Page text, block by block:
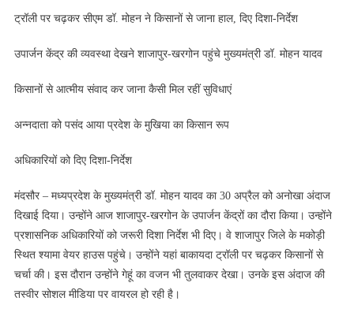
देखने
खरगोन
ट्रॉली पर चढ़कर सीएम डॉ. मोहन ने किसानों से जाना हाल, दिए दिशा-निर्देश
उपार्जन केंद्र की व्यवस्था देखने शाजापुर-खरगोन पहुंचे मुख्यमंत्री डॉ. मोहन यादव
किसानों से आत्मीय संवाद कर जाना कैसी मिल रहीं सुविधाएं
अन्नदाता को पसंद आया प्रदेश के मुखिया का किसान रूप
अधिकारियों को दिए दिशा-निर्देश
मंदसौर – मध्यप्रदेश के मुख्यमंत्री डॉ. मोहन यादव का 30 अप्रैल को अनोखा अंदाज
दिखाई दिया। उन्होंने आज शाजापुर-खरगोन के उपार्जन केंद्रों का दौरा किया। उन्होंने
प्रशासनिक अधिकारियों को जरूरी दिशा निर्देश भी दिए। वे शाजापुर जिले के मकोड़ी
स्थित श्यामा वेयर हाउस पहुंचे। उन्होंने यहां बाकायदा ट्रॉली पर चढ़कर किसानों से
चर्चा की। इस दौरान उन्होंने गेहूं का वजन भी तुलवाकर देखा। उनके इस अंदाज की
तस्वीर सोशल मीडिया पर वायरल हो रही है।